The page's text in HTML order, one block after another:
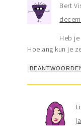
Bert
Heb
Hoelang kun je